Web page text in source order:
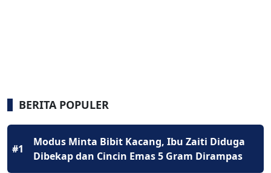
BERITA POPULER
#1
Modus Minta Bibit Kacang, Ibu Zaiti Diduga
Dibekap dan Cincin Emas 5 Gram Dirampas